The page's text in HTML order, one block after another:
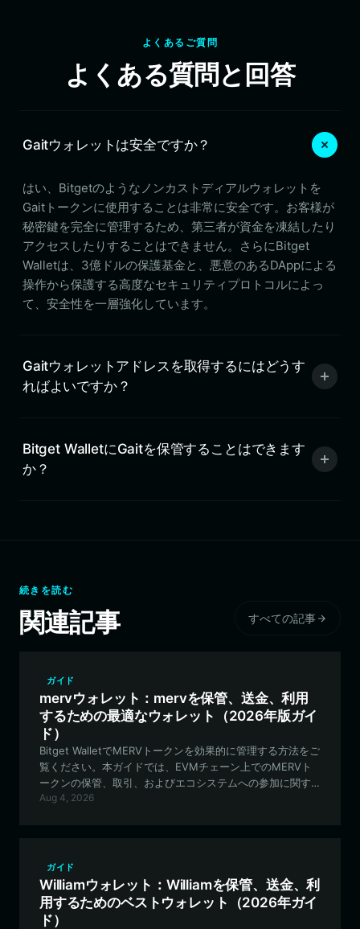
よくあるご質問
よくある質問と回答
Gaitウォレットは安全ですか？
はい、Bitgetのようなノンカストディアルウォレットを
Gaitトークンに使用することは非常に安全です。お客様が
秘密鍵を完全に管理するため、第三者が資金を凍結したり
アクセスしたりすることはできません。さらにBitget
Walletは、3億ドルの保護基金と、悪意のあるDAppによる
操作から保護する高度なセキュリティプロトコルによっ
て、安全性を一層強化しています。
Gaitウォレットアドレスを取得するにはどうす
ればよいですか？
Bitget WalletにGaitを保管することはできます
か？
続きを読む
関連記事 すべての記事
ガイド
mervウォレット：mervを保管、送金、利用
するための最適なウォレット（2026年版ガイ
ド）
Bitget WalletでMERVトークンを効果的に管理する方法をご
覧ください。本ガイドでは、EVMチェーン上でのMERVト
ークンの保管、取引、およびエコシステムへの参加に関す
るベストプラクティスを解説します。
Aug 4, 2026
ガイド
Williamウォレット：Williamを保管、送金、利
用するためのベストウォレット（2026年ガイ
ド）